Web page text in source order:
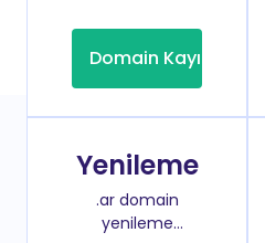
Domain Kayıt
Yenileme
.ar domain
yenileme